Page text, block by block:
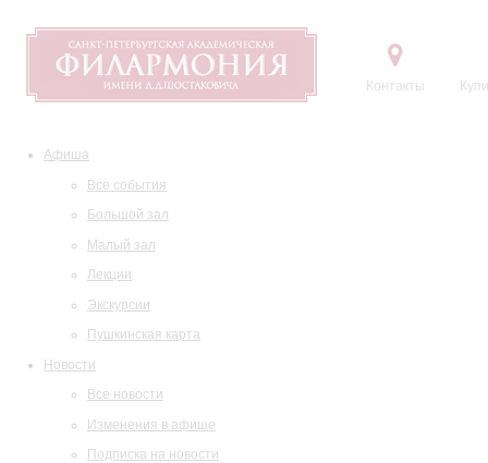
Контакты
Афиша
Все события
Большой зал
Малый зал
Лекции
Экскурсии
Пушкинская карта
Новости
Все новости
Изменения в афише
Подписка на новости